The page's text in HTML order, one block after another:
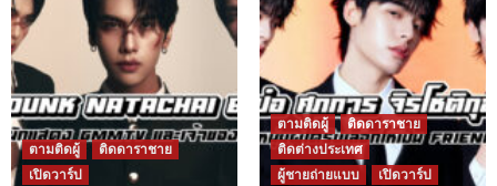
ตามติดผู้
ติดดาราชาย
เปิดวาร์ป
ตามติดผู้
ติดดาราชาย
ติดต่างประเทศ
ผู้ชายถ่ายแบบ
เปิดวาร์ป